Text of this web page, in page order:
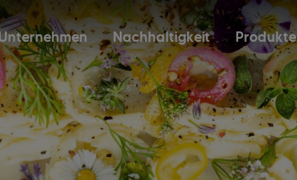
Nachhaltigkeit Produkte